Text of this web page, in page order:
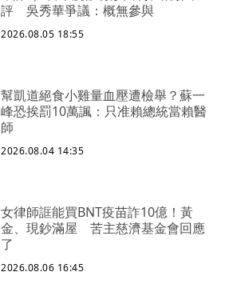
評 吳秀華爭議：概無參與
2026.08.05 18:55
幫凱道絕食小雞量血壓遭檢舉？蘇一
峰恐挨罰10萬諷：只准賴總統當賴醫
師
2026.08.04 14:35
女律師誆能買BNT疫苗詐10億！黃
金、現鈔滿屋 苦主慈濟基金會回應
了
2026.08.06 16:45